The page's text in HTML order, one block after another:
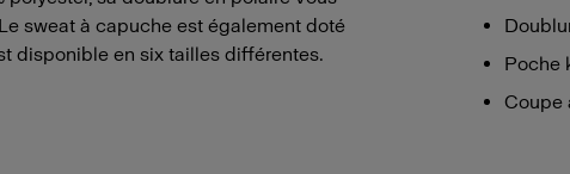
sweat à capuche est également doté
disponible en six tailles différentes.
Poche
Coupe